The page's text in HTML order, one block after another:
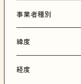
事業者種別
緯度
経度